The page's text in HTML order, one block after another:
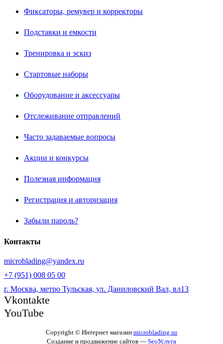
Фиксаторы, ремувер и корректоры
Подставки и емкости
Тренировка и эскиз
Стартовые наборы
Оборудование и аксессуары
Отслеживание отправлений
Часто задаваемые вопросы
Акции и конкурсы
Полезная информация
Регистрация и авторизация
Забыли пароль?
Контакты
microblading@yandex.ru
+7 (951) 008 05 00
г. Москва, метро Тульская, ул. Даниловский Вал, вл13
Vkontakte
YouTube
Copyright © Интернет магазин microblading.su
Создание и продвижение сайтов — SeoУслуга